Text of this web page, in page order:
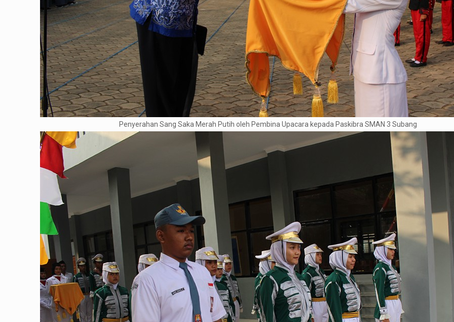
Penyerahan Sang Saka Merah Putih oleh Pembina Upacara kepada Paskibra SMAN 3 Subang